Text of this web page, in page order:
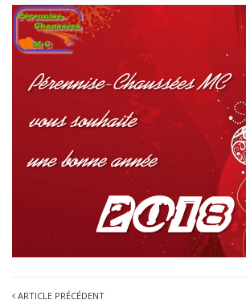
ARTICLE PRÉCÉDENT